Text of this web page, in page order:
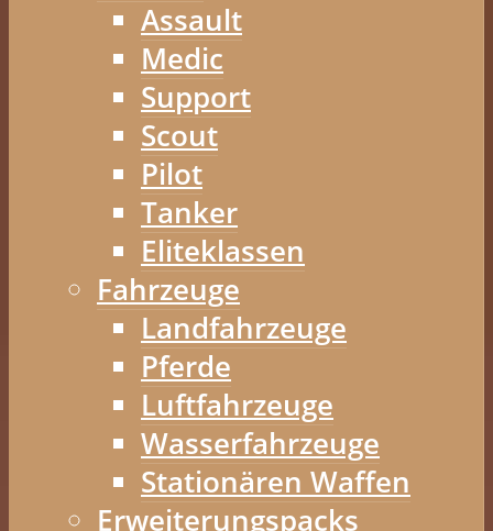
Assault
Medic
Support
Scout
Pilot
Tanker
Eliteklassen
Fahrzeuge
Landfahrzeuge
Pferde
Luftfahrzeuge
Wasserfahrzeuge
Stationären Waffen
Erweiterungspacks